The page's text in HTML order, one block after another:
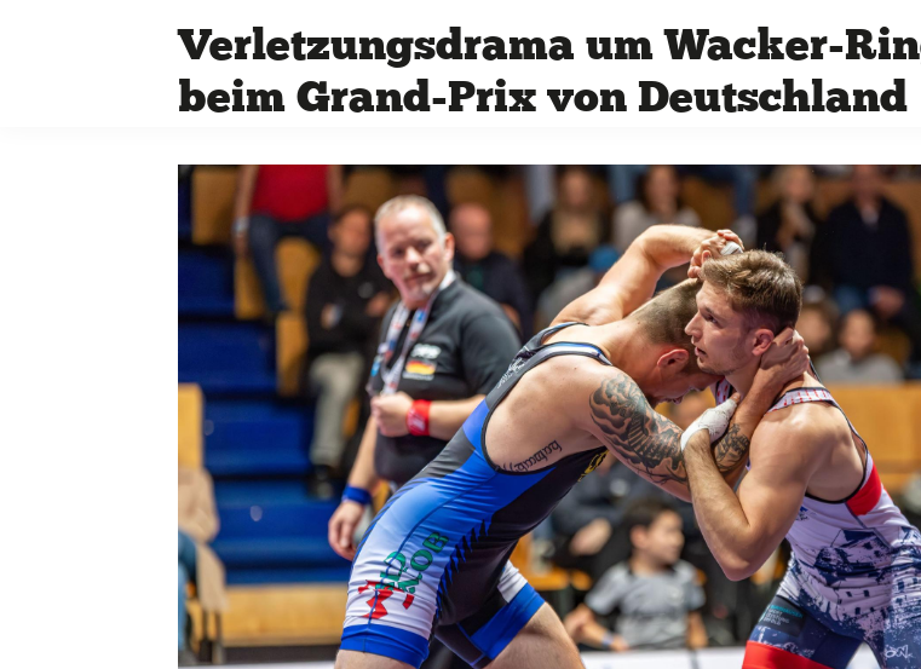
Verletzungsdrama um Wacker-
beim Grand-Prix von Deutschland
Quicklinks
Unser Verein
Der Verein
Das sind wir
Sportangebote
Sportsuche
Abteilungen